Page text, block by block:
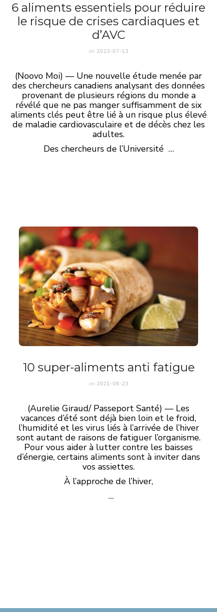
6 aliments essentiels pour réduire
le risque de crises cardiaques et
d’AVC
on 2023-07-13
(Noovo Moi) — Une nouvelle étude menée par
des chercheurs canadiens analysant des données
provenant de plusieurs régions du monde a
révélé que ne pas manger suffisamment de six
aliments clés peut être lié à un risque plus élevé
de maladie cardiovasculaire et de décès chez les
adultes.
Des chercheurs de l’Université …
10 super-aliments anti fatigue
on 2021-08-23
(Aurelie Giraud/ Passeport Santé) — Les
vacances d’été sont déjà bien loin et le froid,
l’humidité et les virus liés à l’arrivée de l’hiver
sont autant de raisons de fatiguer l’organisme.
Pour vous aider à lutter contre les baisses
d’énergie, certains aliments sont à inviter dans
vos assiettes.
À l’approche de l’hiver,
…